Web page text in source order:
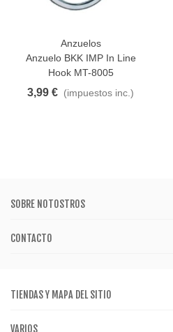
Anzuelos
Anzuelo BKK IMP In Line
Hook MT-8005
3,99 € (impuestos inc.)
SOBRE NOTOSTROS
CONTACTO
TIENDAS Y MAPA DEL SITIO
VARIOS